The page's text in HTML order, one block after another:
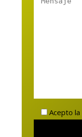
Acepto la